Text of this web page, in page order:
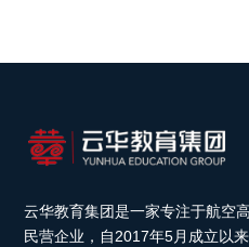
云华教育集团是一家专注于航空
民营企业，自2017年5月成立以